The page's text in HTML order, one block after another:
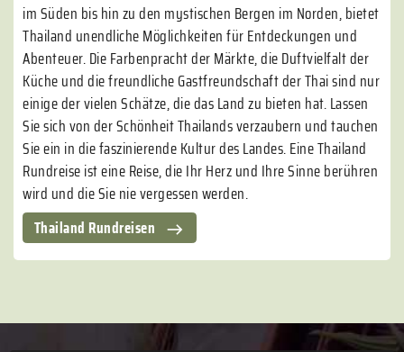
im Süden bis hin zu den mystischen Bergen im Norden, bietet
Thailand unendliche Möglichkeiten für Entdeckungen und
Abenteuer. Die Farbenpracht der Märkte, die Duftvielfalt der
Küche und die freundliche Gastfreundschaft der Thai sind nur
einige der vielen Schätze, die das Land zu bieten hat. Lassen
Sie sich von der Schönheit Thailands verzaubern und tauchen
Sie ein in die faszinierende Kultur des Landes. Eine Thailand
Rundreise ist eine Reise, die Ihr Herz und Ihre Sinne berühren
wird und die Sie nie vergessen werden.
Thailand Rundreisen